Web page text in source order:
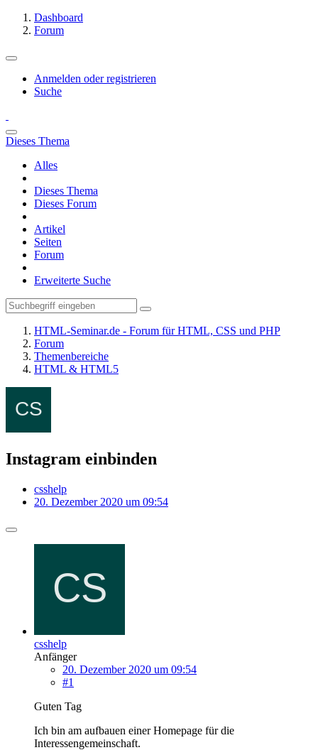
Dashboard
Forum
Anmelden oder registrieren
Suche
Dieses Thema
Alles
Dieses Thema
Dieses Forum
Artikel
Seiten
Forum
Erweiterte Suche
HTML-Seminar.de - Forum für HTML, CSS und PHP
Forum
Themenbereiche
HTML & HTML5
Instagram einbinden
csshelp
20. Dezember 2020 um 09:54
csshelp
Anfänger
20. Dezember 2020 um 09:54
#1
Guten Tag
Ich bin am aufbauen einer Homepage für die
Interessengemeinschaft.